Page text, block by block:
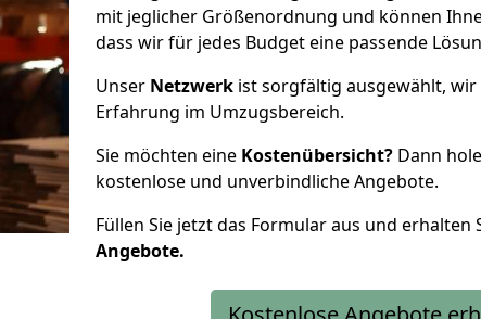
mit jeglicher Größenordnung und können
dass wir für jedes Budget eine passende
Unser Netzwerk ist sorgfältig ausgewählt, wir
Erfahrung im Umzugsbereich.
Sie möchten eine Kostenübersicht? Dann
kostenlose und unverbindliche Angebote.
Füllen Sie jetzt das Formular aus und erhalten
Angebote.